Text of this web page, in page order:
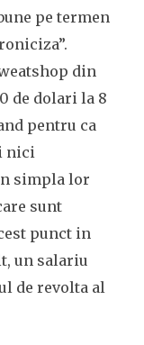
pe termen
din
de dolari la 8
pentru ca
nici
simpla lor
sunt
punct in
un salariu
de revolta al